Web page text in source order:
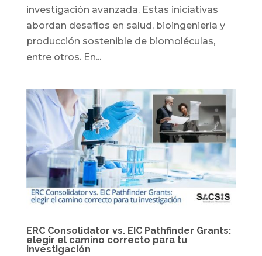
investigación avanzada. Estas iniciativas
abordan desafíos en salud, bioingeniería y
producción sostenible de biomoléculas,
entre otros. En...
ERC Consolidator vs. EIC Pathfinder Grants:
elegir el camino correcto para tu
investigación